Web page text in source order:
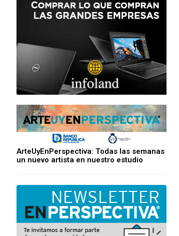
ArteUyEnPerspectiva: Todas las semanas
un nuevo artista en nuestro estudio